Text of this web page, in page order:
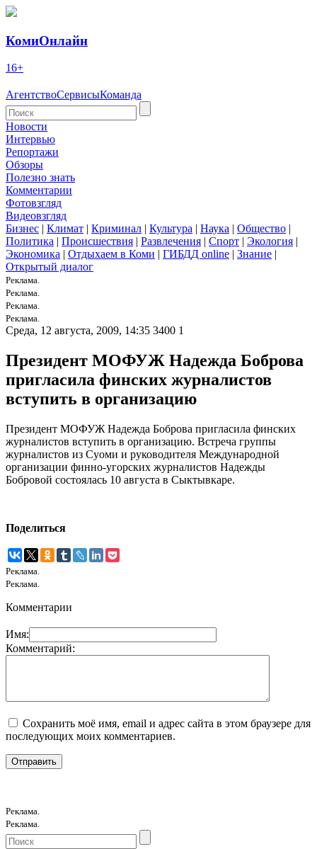
КомиОнлайн
16+
АгентствоСервисыКоманда
Новости
Интервью
Репортажи
Обзоры
Полезно знать
Комментарии
Фотовзгляд
Видеовзгляд
Бизнес | Климат | Криминал | Культура | Наука | Общество |
Политика | Происшествия | Развлечения | Спорт | Экология |
Экономика | Отдыхаем в Коми | ГИБДД online | Знание |
Открытый диалог
Реклама.
Реклама.
Реклама.
Реклама.
Среда, 12 августа, 2009, 14:35 3400 1
Президент МОФУЖ Надежда Боброва
пригласила финских журналистов
вступить в организацию
Президент МОФУЖ Надежда Боброва пригласила финских
журналистов вступить в организацию. Встреча группы
журналистов из Суоми и руководителя Международной
организации финно-угорских журналистов Надежды
Бобровой состоялась 10 августа в Сыктывкаре.
Поделиться
Реклама.
Реклама.
Комментарии
Имя:
Комментарий:
Сохранить моё имя, email и адрес сайта в этом браузере для
последующих моих комментариев.
Реклама.
Реклама.